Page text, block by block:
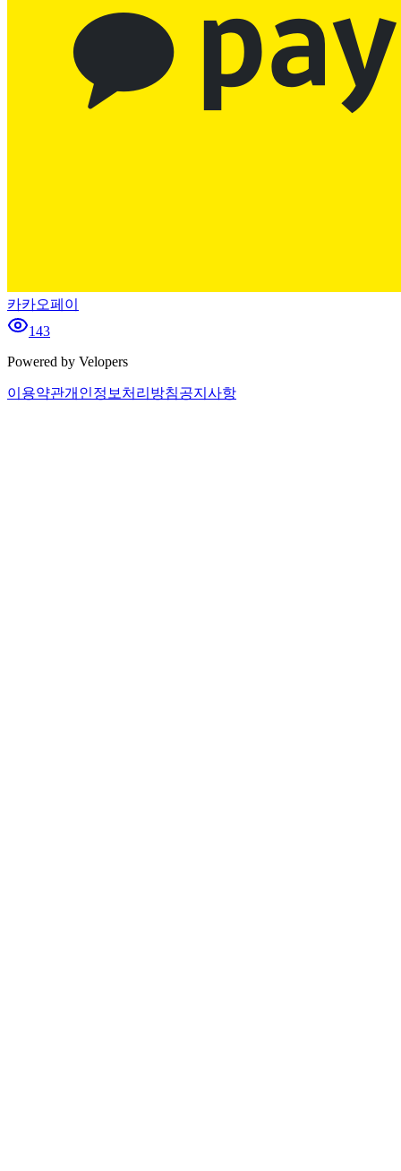
카카오페이
143
Powered by Velopers
이용약관개인정보처리방침공지사항